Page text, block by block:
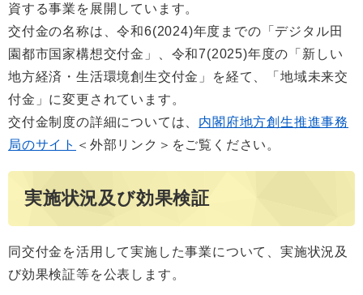
資する事業を展開しています。
交付金の名称は、令和6(2024)年度までの「デジタル田
園都市国家構想交付金」、令和7(2025)年度の「新しい
地方経済・生活環境創生交付金」を経て、「地域未来交
付金」に変更されています。
交付金制度の詳細については、 内閣府地方創生推進事務
局のサイト ＜外部リンク＞ をご覧ください。
実施状況及び効果検証
同交付金を活用して実施した事業について、実施状況及
び効果検証等を公表します。